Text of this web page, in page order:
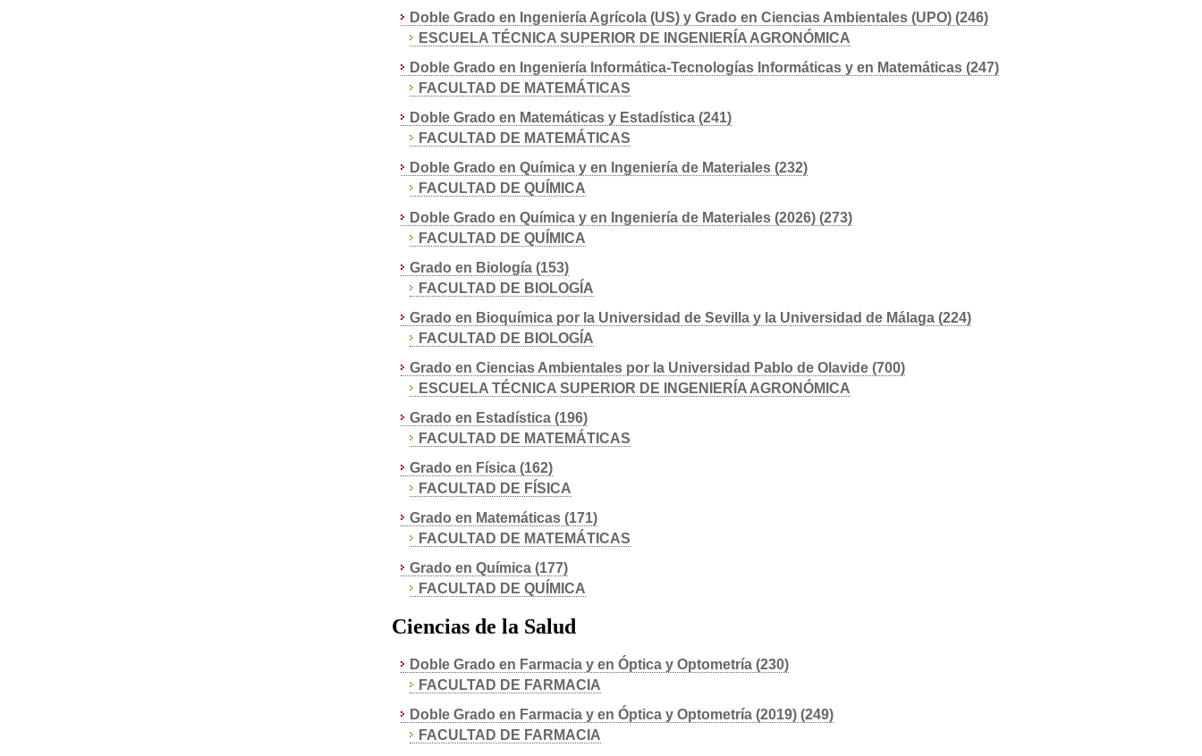
Doble Grado en Ingeniería Agrícola (US) y Grado en Ciencias Ambientales (UPO) (246)
ESCUELA TÉCNICA SUPERIOR DE INGENIERÍA AGRONÓMICA
Doble Grado en Ingeniería Informática-Tecnologías Informáticas y en Matemáticas (247)
FACULTAD DE MATEMÁTICAS
Doble Grado en Matemáticas y Estadística (241)
FACULTAD DE MATEMÁTICAS
Doble Grado en Química y en Ingeniería de Materiales (232)
FACULTAD DE QUÍMICA
Doble Grado en Química y en Ingeniería de Materiales (2026) (273)
FACULTAD DE QUÍMICA
Grado en Biología (153)
FACULTAD DE BIOLOGÍA
Grado en Bioquímica por la Universidad de Sevilla y la Universidad de Málaga (224)
FACULTAD DE BIOLOGÍA
Grado en Ciencias Ambientales por la Universidad Pablo de Olavide (700)
ESCUELA TÉCNICA SUPERIOR DE INGENIERÍA AGRONÓMICA
Grado en Estadística (196)
FACULTAD DE MATEMÁTICAS
Grado en Física (162)
FACULTAD DE FÍSICA
Grado en Matemáticas (171)
FACULTAD DE MATEMÁTICAS
Grado en Química (177)
FACULTAD DE QUÍMICA
Ciencias de la Salud
Doble Grado en Farmacia y en Óptica y Optometría (230)
FACULTAD DE FARMACIA
Doble Grado en Farmacia y en Óptica y Optometría (2019) (249)
FACULTAD DE FARMACIA